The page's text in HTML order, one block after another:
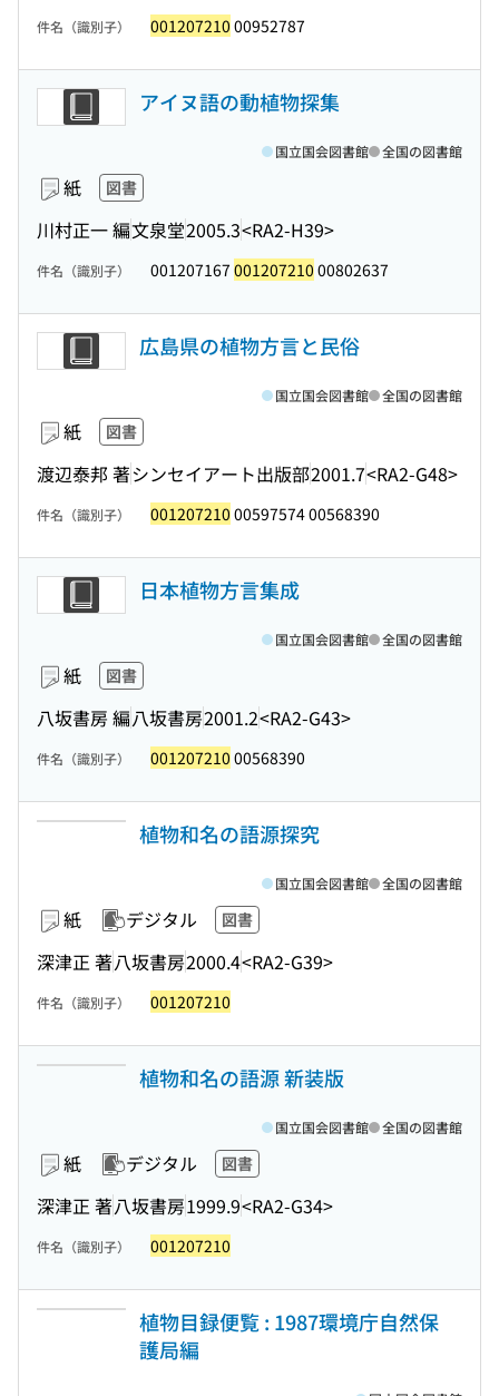
件名（識別子） 001207210 00952787
アイヌ語の動植物探集
紙 図書
川村正一 編文泉堂2005.3<RA2-H39>
国立国会図書館 全国の図書館
件名（識別子） 001207167 001207210 00802637
広島県の植物方言と民俗
紙 図書
渡辺泰邦 著シンセイアート出版部2001.7<RA2-G48>
国立国会図書館 全国の図書館
件名（識別子） 001207210 00597574 00568390
日本植物方言集成
紙 図書
八坂書房 編八坂書房2001.2<RA2-G43>
国立国会図書館 全国の図書館
件名（識別子） 001207210 00568390
植物和名の語源探究
紙 デジタル 図書
深津正 著八坂書房2000.4<RA2-G39>
国立国会図書館 全国の図書館
件名（識別子） 001207210
植物和名の語源 新装版
紙 デジタル 図書
深津正 著八坂書房1999.9<RA2-G34>
国立国会図書館 全国の図書館
件名（識別子） 001207210
植物目録便覧 : 1987環境庁自然保
護局編